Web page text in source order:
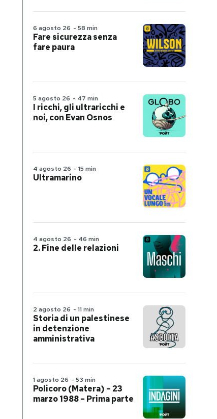
6 agosto 26 - 58 min
Fare sicurezza senza
fare paura
5 agosto 26 - 47 min
I ricchi, gli ultraricchi e
noi, con Evan Osnos
4 agosto 26 - 15 min
Ultramarino
4 agosto 26 - 46 min
2. Fine delle relazioni
2 agosto 26 - 11 min
Storia di un palestinese
in detenzione
amministrativa
1 agosto 26 - 53 min
Policoro (Matera) – 23
marzo 1988 – Prima parte